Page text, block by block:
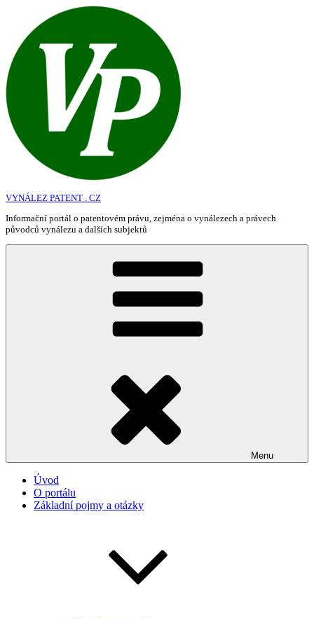
obsahu
webu
VYNÁLEZ PATENT . CZ
Informační portál o patentovém právu, zejména o vynálezech a právech
původců vynálezu a dalších subjektů
Menu
Úvod
O portálu
Základní pojmy a otázky